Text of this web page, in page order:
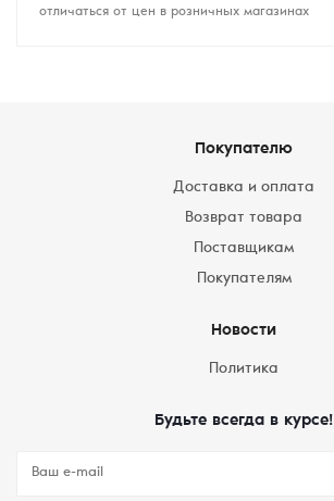
отличаться от цен в розничных магазинах
Покупателю
Доставка и оплата
Возврат товара
Поставщикам
Покупателям
Новости
Политика
Будьте всегда в курсе!